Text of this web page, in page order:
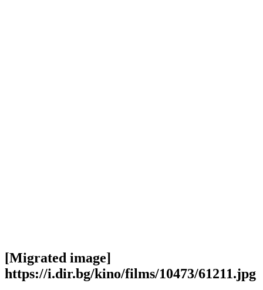
[Migrated image]
https://i.dir.bg/kino/films/10473/61211.jpg